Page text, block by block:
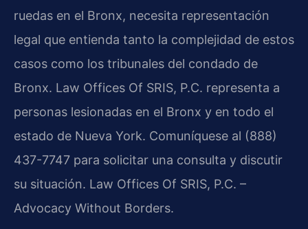
ruedas en el Bronx, necesita representación
legal que entienda tanto la complejidad de estos
casos como los tribunales del condado de
Bronx. Law Offices Of SRIS, P.C. representa a
personas lesionadas en el Bronx y en todo el
estado de Nueva York. Comuníquese al (888)
437-7747 para solicitar una consulta y discutir
su situación. Law Offices Of SRIS, P.C. –
Advocacy Without Borders.